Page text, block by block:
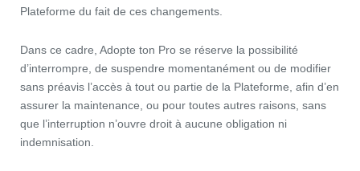
Plateforme du fait de ces changements.
Dans ce cadre, Adopte ton Pro se réserve la possibilité
d’interrompre, de suspendre momentanément ou de modifier
sans préavis l’accès à tout ou partie de la Plateforme, afin d’en
assurer la maintenance, ou pour toutes autres raisons, sans
que l’interruption n’ouvre droit à aucune obligation ni
indemnisation.